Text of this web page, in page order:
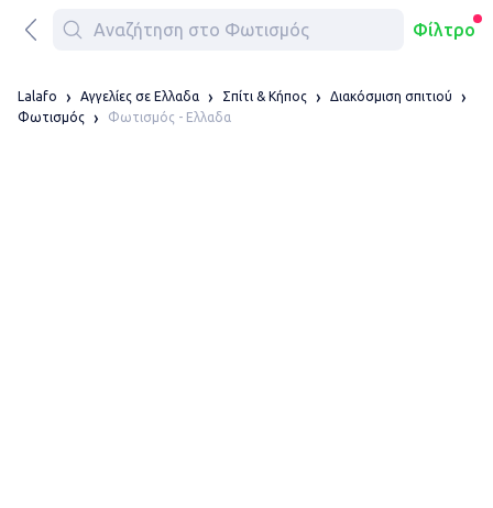
Φίλτρο
Lalafo Αγγελίες σε Ελλαδα Σπίτι & Κήπος
Διακόσμιση σπιτιού
Φωτισμός
Φωτισμός - Ελλαδα